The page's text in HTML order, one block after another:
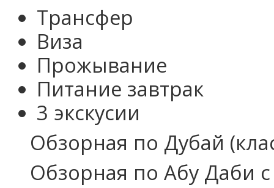
Трансфер
Виза
Прожывание
Питание завтрак
3 экскусии
Обзорная по Дубай
Обзорная по Абу Даби